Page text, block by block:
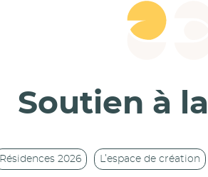
Soutien à
Résidences 2026 L’espace de création